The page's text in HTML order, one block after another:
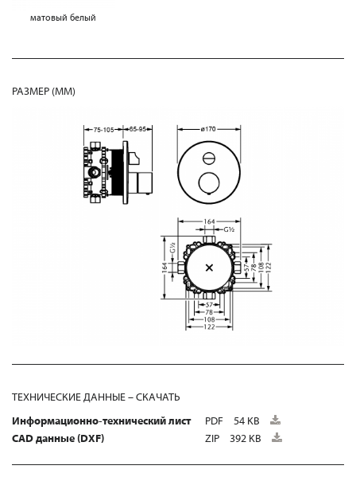
матовый белый
РАЗМЕР (MM)
ТЕХНИЧЕСКИЕ ДАННЫЕ – СКАЧАТЬ
Информационно-технический лист
PDF
54 KB
CAD данные (DXF)
ZIP 392 KB